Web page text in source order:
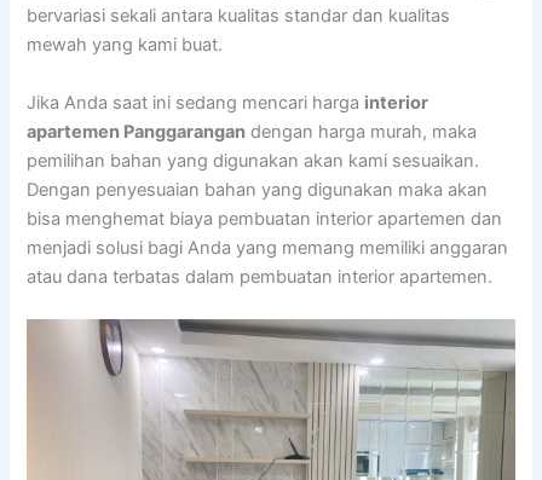
bervariasi sekali antara kualitas standar dan kualitas
mewah yang kami buat.
Jika Anda saat ini sedang mencari harga interior
apartemen Panggarangan dengan harga murah, maka
pemilihan bahan yang digunakan akan kami sesuaikan.
Dengan penyesuaian bahan yang digunakan maka akan
bisa menghemat biaya pembuatan interior apartemen dan
menjadi solusi bagi Anda yang memang memiliki anggaran
atau dana terbatas dalam pembuatan interior apartemen.